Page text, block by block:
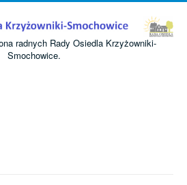
radnych Rady Osiedla Krzyżowniki-
Smochowice.